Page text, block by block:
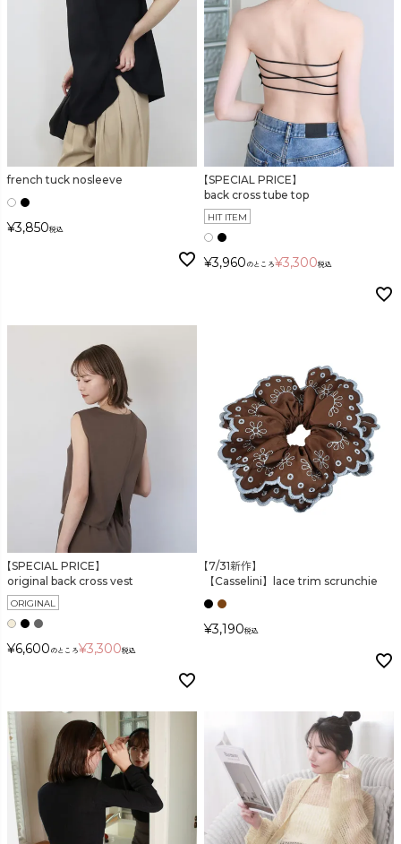
french tuck nosleeve
¥3,850税込
【SPECIAL PRICE】
back cross tube top
HIT ITEM
¥3,960 のところ¥3,300税込
【SPECIAL PRICE】
original back cross vest
ORIGINAL
¥6,600 のところ¥3,300税込
【7/31新作】
【Casselini】lace trim scrunchie
¥3,190税込